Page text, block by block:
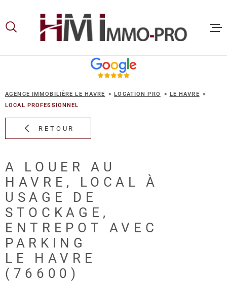
lamenu
contenu
AGENCE IMMOBILIÈRE LE HAVRE LOCATION PRO
LE HAVRE
LOCAL PROFESSIONNEL
RETOUR
A LOUER AU
HAVRE, LOCAL À
USAGE DE
STOCKAGE,
ENTREPOT AVEC
PARKING
LE HAVRE
(76600)